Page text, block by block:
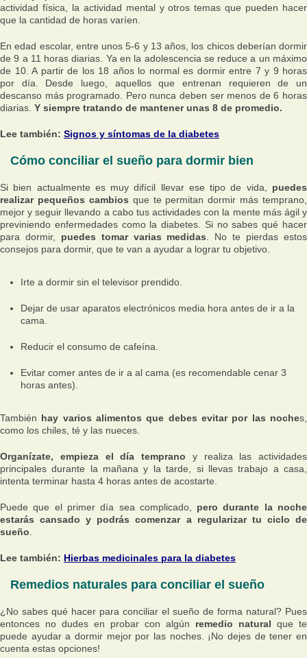
actividad física, la actividad mental y otros temas que pueden hacer
que la cantidad de horas varíen.
En edad escolar, entre unos 5-6 y 13 años, los chicos deberían dormir
de 9 a 11 horas diarias. Ya en la adolescencia se reduce a un máximo
de 10. A partir de los 18 años lo normal es dormir entre 7 y 9 horas
por día. Desde luego, aquellos que entrenan requieren de un
descanso más programado. Pero nunca deben ser menos de 6 horas
diarias. Y siempre tratando de mantener unas 8 de promedio.
Lee también: Signos y síntomas de la diabetes
Cómo conciliar el sueño para dormir bien
Si bien actualmente es muy difícil llevar ese tipo de vida, puedes
realizar pequeños cambios que te permitan dormir más temprano,
mejor y seguir llevando a cabo tus actividades con la mente más ágil y
previniendo enfermedades como la diabetes. Si no sabes qué hacer
para dormir, puedes tomar varias medidas . No te pierdas estos
consejos para dormir, que te van a ayudar a lograr tu objetivo.
Irte a dormir sin el televisor prendido.
Dejar de usar aparatos electrónicos media hora antes de ir a la
cama.
Reducir el consumo de cafeína.
Evitar comer antes de ir a al cama (es recomendable cenar 3
horas antes).
También hay varios alimentos que debes evitar por las noches,
como los chiles, té y las nueces.
Organízate, empieza el día temprano y realiza las actividades
principales durante la mañana y la tarde, si llevas trabajo a casa,
intenta terminar hasta 4 horas antes de acostarte.
Puede que el primer día sea complicado, pero durante la noche
estarás cansado y podrás comenzar a regularizar tu ciclo de
sueño
Lee también: Hierbas medicinales para la diabetes
Remedios naturales para conciliar el sueño
¿No sabes qué hacer para conciliar el sueño de forma natural? Pues
entonces no dudes en probar con algún remedio natural que te
puede ayudar a dormir mejor por las noches. ¡No dejes de tener en
cuenta estas opciones!